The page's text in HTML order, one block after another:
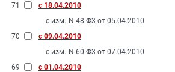
71
с 18.04.2010
с изм. N 48-Ф3 от 05.04.2010
70
с 09.04.2010
с изм. N 60-Ф3 от 07.04.2010
69
с 01.04.2010